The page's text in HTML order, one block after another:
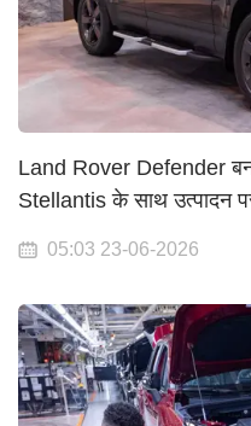
Land Rover Defender
Stellantis के साथ उत्पादन
05:03 23-06-2026